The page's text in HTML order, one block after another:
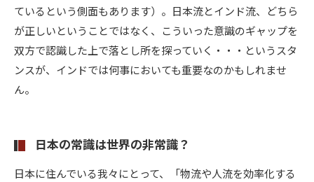
ているという側面もあります）。日本流とインド流、どちら
が正しいということではなく、こういった意識のギャップを
双方で認識した上で落とし所を探っていく・・・というスタ
ンスが、インドでは何事においても重要なのかもしれませ
ん。
日本の常識は世界の非常識？
日本に住んでいる我々にとって、「物流や人流を効率化する